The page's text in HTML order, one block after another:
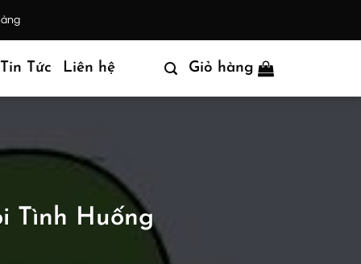
Tin Tức Liên hệ Giỏ hàng
Tình Huống